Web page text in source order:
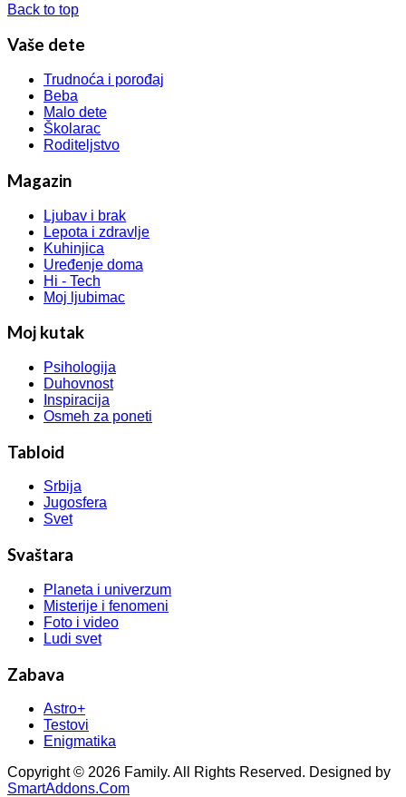
Back to top
Vaše dete
Trudnoća i porođaj
Beba
Malo dete
Školarac
Roditeljstvo
Magazin
Ljubav i brak
Lepota i zdravlje
Kuhinjica
Uređenje doma
Hi - Tech
Moj ljubimac
Moj kutak
Psihologija
Duhovnost
Inspiracija
Osmeh za poneti
Tabloid
Srbija
Jugosfera
Svet
Svaštara
Planeta i univerzum
Misterije i fenomeni
Foto i video
Ludi svet
Zabava
Astro+
Testovi
Enigmatika
Copyright © 2026 Family. All Rights Reserved. Designed by
SmartAddons.Com